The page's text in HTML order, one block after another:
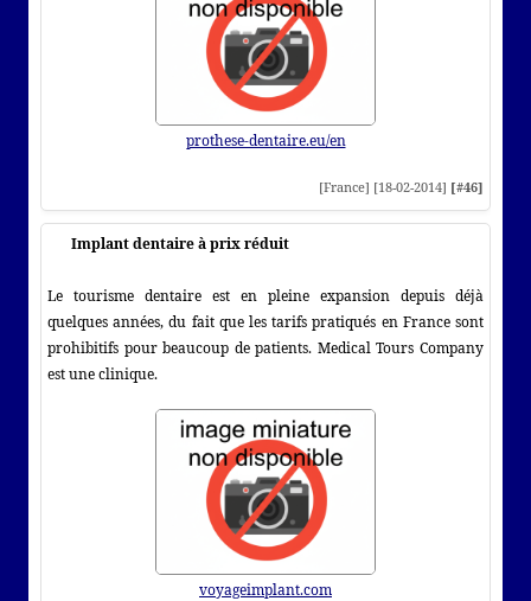
prothese-dentaire.eu/en
[France] [18-02-2014] [#46]
Implant dentaire à prix réduit
Le tourisme dentaire est en pleine expansion depuis déjà
quelques années, du fait que les tarifs pratiqués en France sont
prohibitifs pour beaucoup de patients. Medical Tours Company
est une clinique.
voyageimplant.com